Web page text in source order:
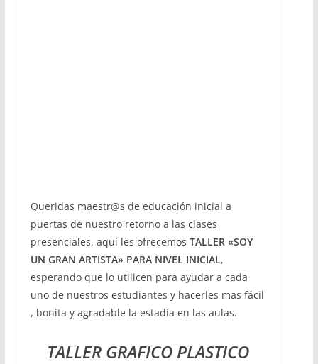
Queridas maestr@s de educación inicial a
puertas de nuestro retorno a las clases
presenciales, aquí les ofrecemos TALLER «SOY
UN GRAN ARTISTA» PARA NIVEL INICIAL,
esperando que lo utilicen para ayudar a cada
uno de nuestros estudiantes y hacerles mas fácil
, bonita y agradable la estadía en las aulas.
TALLER GRAFICO PLASTICO